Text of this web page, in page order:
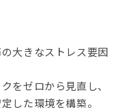
大きなストレス要因
をゼロから見直し、
した環境を構築。